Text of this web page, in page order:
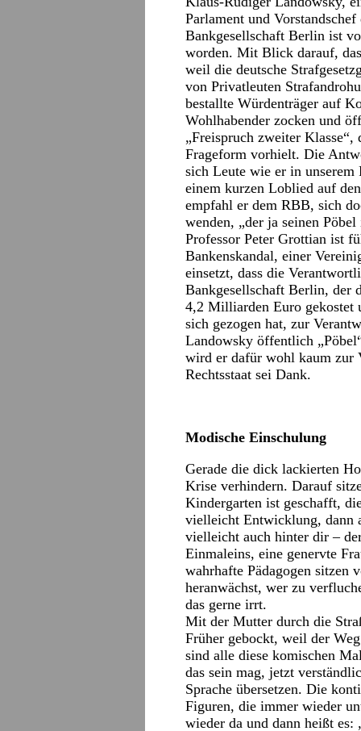
Parlament und
Bankgesellschaft Berlin ist
worden. Mit Blick darauf,
weil die deutsche
von Privatleuten
bestallte Würdenträger auf
Wohlhabender zocken und
„Freispruch zweiter
Frageform vorhielt. Die
sich Leute wie er in unserem
einem kurzen Loblied auf
empfahl er dem RBB, sich
wenden, „der ja seinen
Professor Peter Grottian ist
Bankenskandal, einer
einsetzt, dass die
Bankgesellschaft Berlin, der
4,2 Milliarden Euro gekostet
sich gezogen hat, zur
Landowsky öffentlich
wird er dafür wohl kaum zur
Rechtsstaat sei Dank.
Modische Einschulung
Gerade die dick lackierten
Krise verhindern. Darauf
Kindergarten ist geschafft,
vielleicht Entwicklung, dann
vielleicht auch hinter dir –
Einmaleins, eine genervte
wahrhafte Pädagogen sitzen
heranwächst, wer zu
das gerne irrt.
Mit der Mutter durch die
Früher gebockt, weil der
sind alle diese komischen
das sein mag, jetzt
Sprache übersetzen. Die
Figuren, die immer wieder
wieder da und dann heißt